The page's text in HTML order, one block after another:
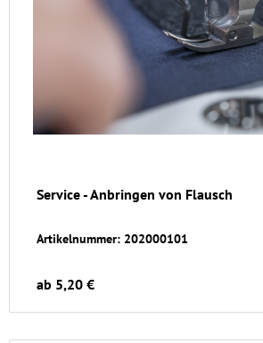
Service - Anbringen von Flausch
Artikelnummer: 202000101
ab 5,20 €